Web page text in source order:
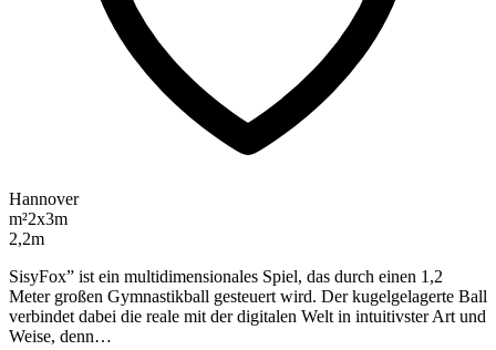
Hannover
m²2x3m
2,2m
SisyFox” ist ein multidimensionales Spiel, das durch einen 1,2
Meter großen Gymnastikball gesteuert wird. Der kugelgelagerte Ball
verbindet dabei die reale mit der digitalen Welt in intuitivster Art und
Weise, denn…